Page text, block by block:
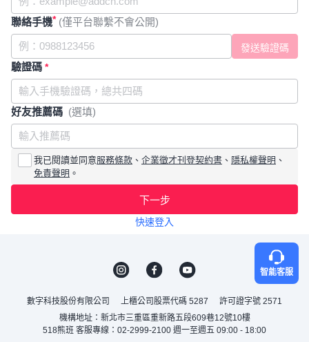
聯絡手機* (僅平台聯繫不會公開)
驗證碼 *
好友推薦碼 (選填)
我已閱讀並同意服務條款 、 企業徵才刊登契約書 、 隱私權聲明 、
免責聲明 。
下一步
快速登入
智能客服
數字科技股份有限公司 上櫃公司股票代碼 5287
許可證字號 2571
機構地址：新北市三重區重新路五段609巷12號10樓
518熊班 客服專線：02-2999-2100 週一至週五 09:00 - 18:00